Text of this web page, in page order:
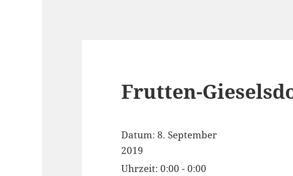
Frutten-
Datum: 8. September
2019
Uhrzeit:0:00 - 0:00